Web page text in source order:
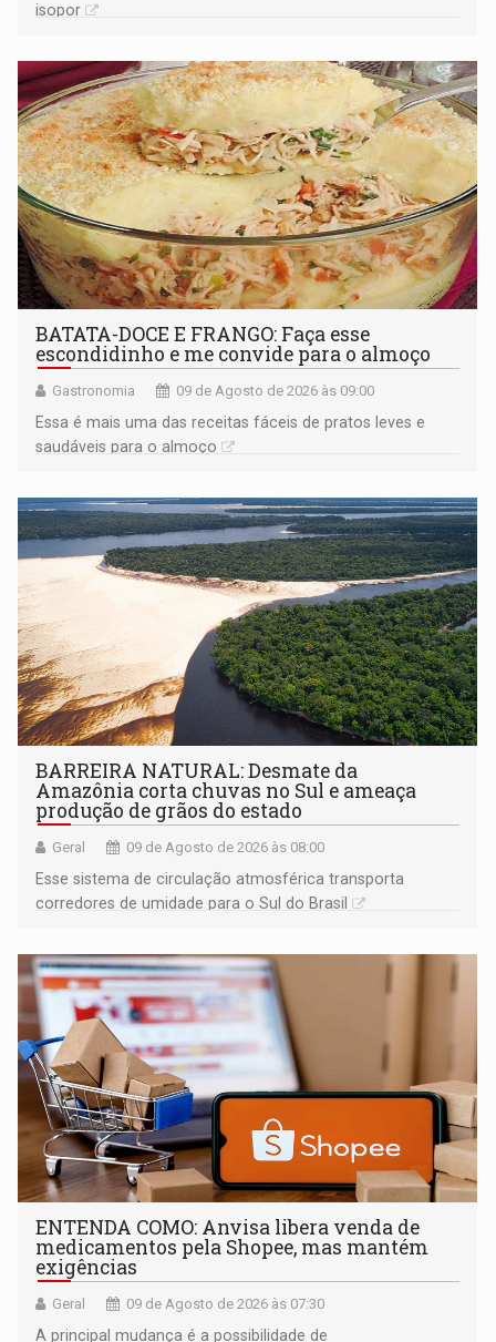
isopor
BATATA-DOCE E FRANGO: Faça esse
escondidinho e me convide para o almoço
Gastronomia 09 de Agosto de 2026 às 09:00
Essa é mais uma das receitas fáceis de pratos leves e
saudáveis para o almoço
BARREIRA NATURAL: Desmate da
Amazônia corta chuvas no Sul e ameaça
produção de grãos do estado
Geral 09 de Agosto de 2026 às 08:00
Esse sistema de circulação atmosférica transporta
corredores de umidade para o Sul do Brasil
ENTENDA COMO: Anvisa libera venda de
medicamentos pela Shopee, mas mantém
exigências
Geral 09 de Agosto de 2026 às 07:30
A principal mudança é a possibilidade de